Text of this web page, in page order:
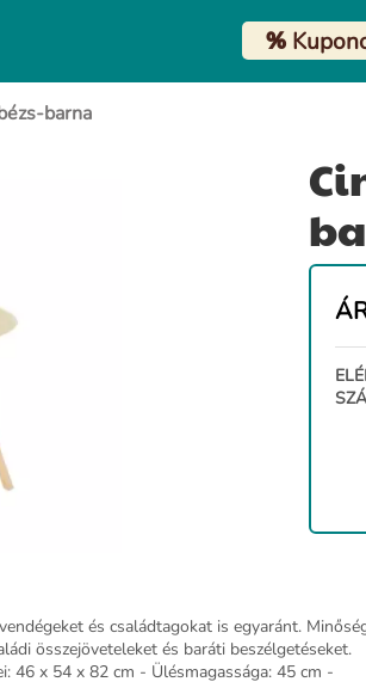
%
barna
és családtagokat is egyaránt.
összejöveteleket és baráti beszélgetéseket.
46 x 54 x 82 cm - Ülésmagassága: 45 cm -